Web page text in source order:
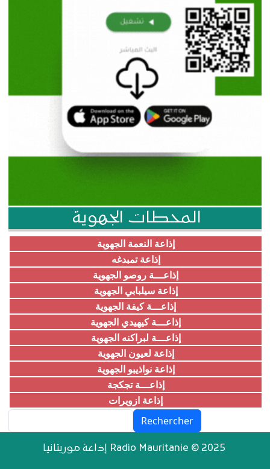
المحطات الجهوية
إذاعة النعمة الجهوية
إذاعة تمبدغه
إذاعـــة روصو الجهوية
إذاعة سيلبابي الجهوية
إذاعـــة كيفة الجهوية
إذاعـــة كيهيدي الجهوية
إذاعـــة لبراكنه الجهوية
إذاعة لعيون الجهوية
إذاعة نواذيبو الجهوية
إذاعـــة تجكجة
إذاعة ازويرات
إذاعة موريتانيا Radio Mauritanie © 2025